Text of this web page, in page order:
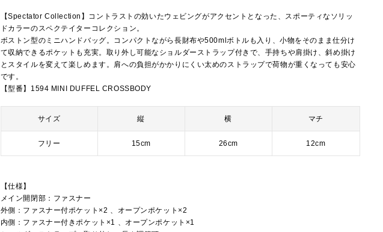
【Spectator Collection】コントラストの効いたウェビングがアクセントとなった、スポーティなソリッ
ドカラーのスペクテイターコレクション。
ボストン型のミニハンドバッグ。コンパクトながら長財布や500mlボトルも入り、小物をそのまま仕分け
て収納できるポケットも充実。取り外し可能なショルダーストラップ付きで、手持ちや肩掛け、斜め掛け
とスタイルを変えて楽しめます。肩への負担がかかりにくい太めのストラップで荷物が重くなっても安心
です。
【型番】1594 MINI DUFFEL CROSSBODY
サイズ 縦 横 マチ
フリー 15cm 26cm 12cm
【仕様】
メイン開閉部：ファスナー
外側：ファスナー付ポケット×2 、オープンポケット×2
内側：ファスナー付きポケット×1 、オープンポケット×1